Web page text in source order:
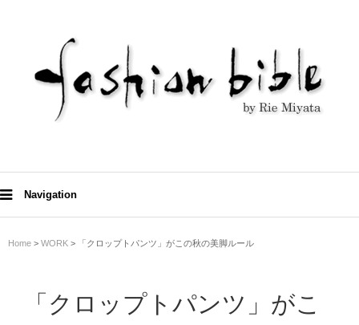
Navigation
Home > WORK > 「クロップトパンツ」がこの秋の美脚ルール
「クロップトパンツ」がこ